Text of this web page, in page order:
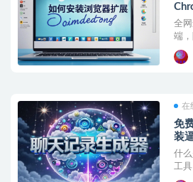
全
端，
在
免
装
什
工